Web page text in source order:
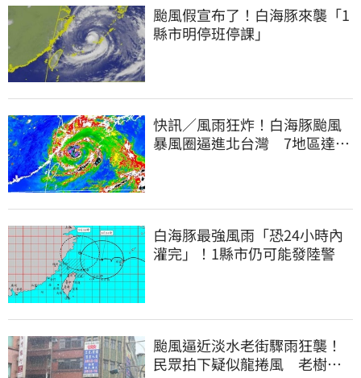
颱風假宣布了！白海豚來襲「1
縣市明停班停課」
快訊／風雨狂炸！白海豚颱風
暴風圈逼進北台灣 7地區達停
白海豚最強風雨「恐24小時內
灌完」！1縣市仍可能發陸警
颱風逼近淡水老街驟雨狂襲！
民眾拍下疑似龍捲風 老樹遭